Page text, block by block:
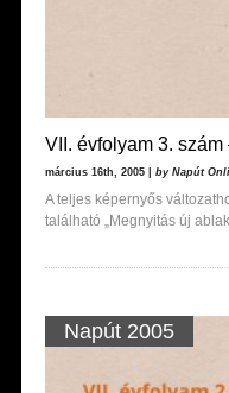
VII. évfolyam 3.
március 16th, 2005 | by Napút
A teljes képernyős
található „Megnyitás új
Napút 2005